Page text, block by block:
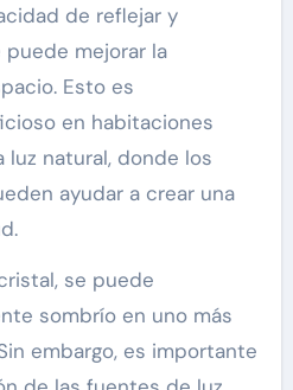
de reflejar y
mejorar la
Esto es
en habitaciones
natural, donde los
ayudar a crear una
se puede
sombrío en uno más
embargo, es importante